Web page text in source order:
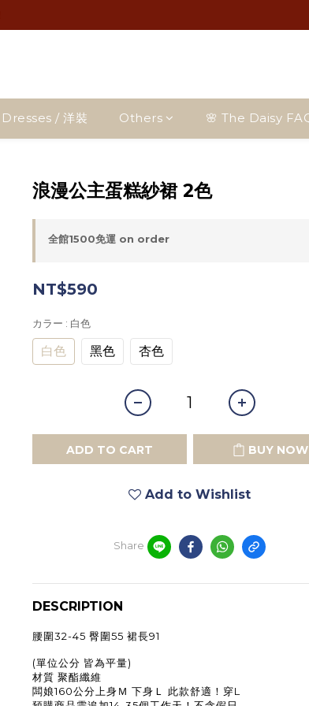
Dresses / 洋裝 Others 🌸 The Daisy
浪漫公主蛋糕紗裙 2色
全館1500免運 on order
NT$590
カラー : 白色
白色 黑色 杏色
ADD TO CART BUY NOW
Add to Wishlist
Share
DESCRIPTION
腰圍32-45 臀圍55 裙長91
(單位公分 皆為平量)
材質 聚酯纖維
闆娘160公分上身Ｍ 下身Ｌ
此款舒適！穿L